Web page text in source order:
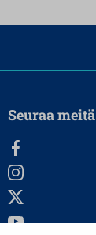
Seuraa meitä